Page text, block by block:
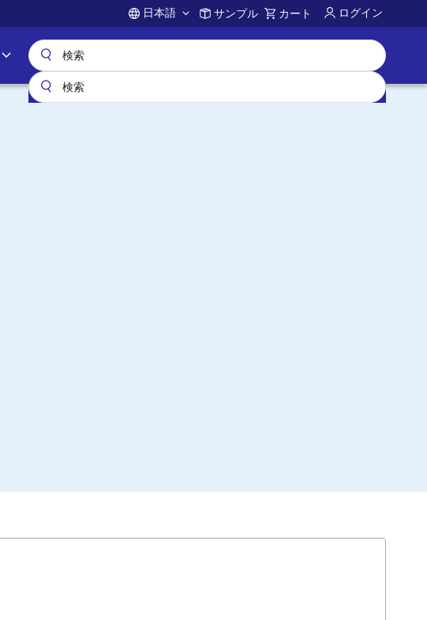
Account
日本語 サンプル カート ログイン